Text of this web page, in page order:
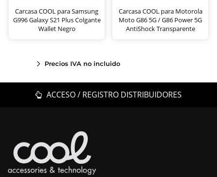
Carcasa COOL para Samsung
G996 Galaxy S21 Plus Colgante
Wallet Negro
Carcasa COOL para Motorola
Moto G86 5G / G86 Power 5G
AntiShock Transparente
Precios IVA no incluido
ACCESO / REGISTRO DISTRIBUIDORES